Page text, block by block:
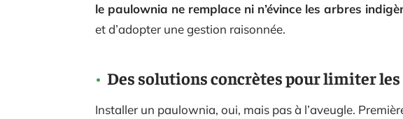
le paulownia ne remplace ni n’évince les arbres
et d’adopter une gestion raisonnée.
Des solutions concrètes pour limiter
Installer un paulownia, oui, mais pas à l’aveugle.